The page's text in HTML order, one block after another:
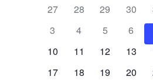
une
de
Évènements
27 28 29 30
3
4 5 6
10
11 12 13
17
18 19 20